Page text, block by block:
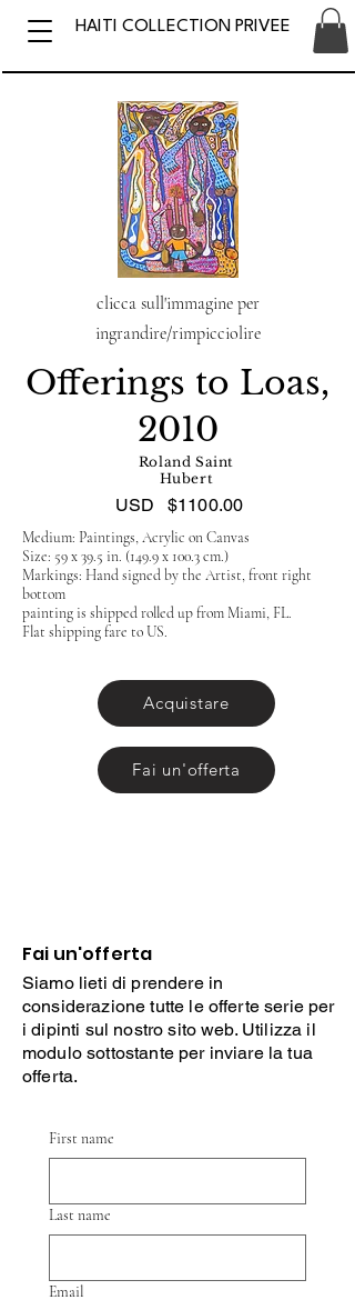
HAITI COLLECTION PRIVEE
clicca sull'immagine per
ingrandire/rimpicciolire
Offerings to Loas,
2010
Roland Saint
Hubert
USD $1100.00
Medium: Paintings, Acrylic on Canvas
Size: 59 x 39.5 in. (149.9 x 100.3 cm.)
Markings: Hand signed by the Artist, front right
bottom
painting is shipped rolled up from Miami, FL.
Flat shipping fare to US.
Acquistare
Fai un'offerta
Fai un'offerta
Siamo lieti di prendere in
considerazione tutte le offerte serie per
i dipinti sul nostro sito web. Utilizza il
modulo sottostante per inviare la tua
offerta.
First name
Last name
Email